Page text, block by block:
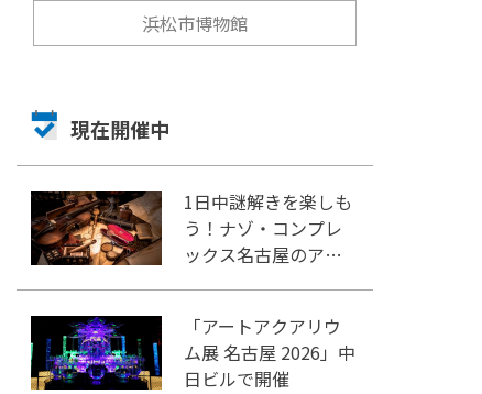
浜松市博物館
現在開催中
1日中謎解きを楽しも
う！ナゾ・コンプレ
ックス名古屋のアク
「アートアクアリウ
ム展 名古屋 2026」中
日ビルで開催